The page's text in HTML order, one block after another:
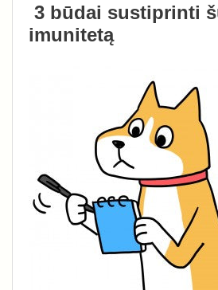
3 būdai sustiprinti
imunitetą